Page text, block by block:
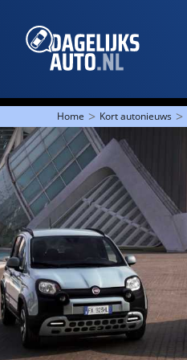
Home > Kort autonieuws >